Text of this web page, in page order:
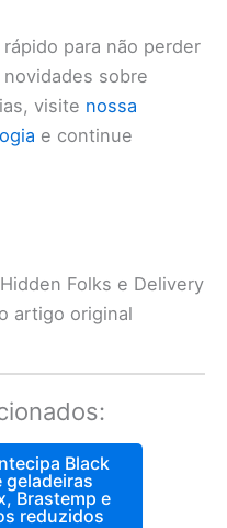
para não perder
sobre
visite nossa
e continue
Black
geladeiras
Brastemp e
reduzidos